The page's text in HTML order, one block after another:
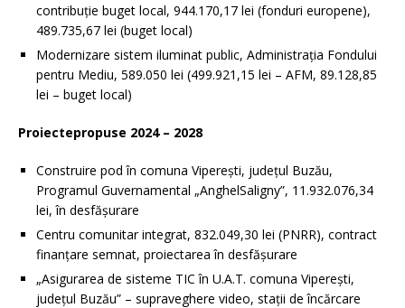
contribuție buget local, 944.170,17 lei (fonduri europene),
489.735,67 lei (buget local)
Modernizare sistem iluminat public, Administrația Fondului
pentru Mediu, 589.050 lei (499.921,15 lei – AFM, 89.128,85
lei – buget local)
Proiectepropuse 2024 – 2028
Construire pod în comuna Viperești, județul Buzău,
Programul Guvernamental „AnghelSaligny”, 11.932.076,34
lei, în desfășurare
Centru comunitar integrat, 832.049,30 lei (PNRR), contract
finanțare semnat, proiectarea în desfășurare
„Asigurarea de sisteme TIC în U.A.T. comuna Viperești,
județul Buzău” – supraveghere video, stații de încărcare